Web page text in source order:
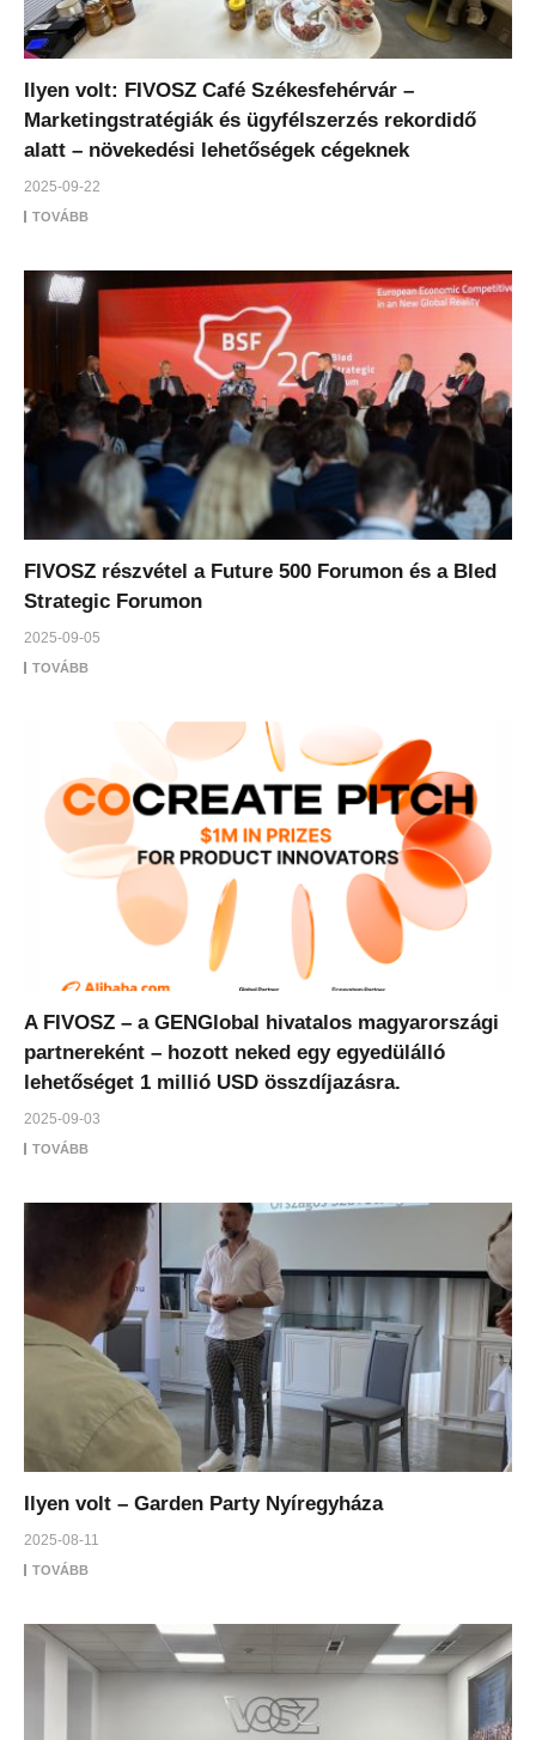
Ilyen volt: FIVOSZ Café Székesfehérvár –
Marketingstratégiák és ügyfélszerzés rekordidő
alatt – növekedési lehetőségek cégeknek
2025-09-22
TOVÁBB
FIVOSZ részvétel a Future 500 Forumon és a Bled
Strategic Forumon
2025-09-05
TOVÁBB
A FIVOSZ – a GENGlobal hivatalos magyarországi
partnereként – hozott neked egy egyedülálló
lehetőséget 1 millió USD összdíjazásra.
2025-09-03
TOVÁBB
Ilyen volt – Garden Party Nyíregyháza
2025-08-11
TOVÁBB